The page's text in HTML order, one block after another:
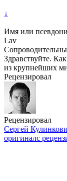
↓
Имя или
Lav
Здравствуйте.
из крупнейших
Рецензировал
Рецензировал
Сергей
оригиналс